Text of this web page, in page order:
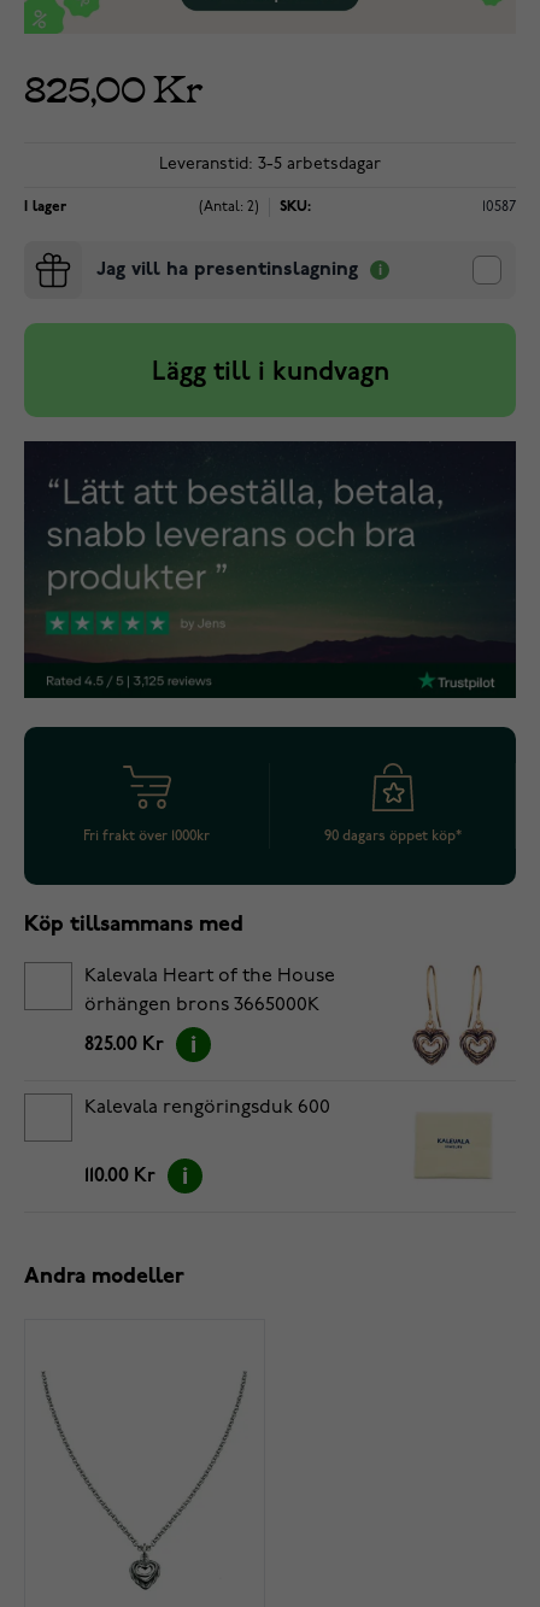
825,00 Kr
Leveranstid: 3-5 arbetsdagar
I lager (Antal: 2) SKU: 10587
Jag vill ha presentinslagning
Lägg till i kundvagn
Fri frakt över 1000kr 90 dagars öppet köp*
Köp tillsammans med
Kalevala Heart of the House
örhängen brons 3665000K
825.00 Kr
Kalevala rengöringsduk 600
110.00 Kr
Andra modeller